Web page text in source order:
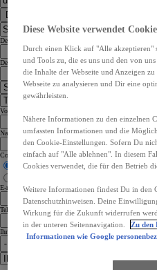
Dealer Finder
Dealer Language
Dealer Country
Vorname
Nachname
Contact me by
Phone
E-mail Adresse
Telefon
Ihr Wunschtermin
Diese Website verwendet
Durch einen Klick auf "Alle akzeptieren"
und Tools zu, die es uns und den von
die Inhalte der Webseite und Anzeigen
Webseite zu analysieren und Dir eine
gewährleisten.
Nähere Informationen zu den einzelnen
umfassten Informationen und die
den Cookie-Einstellungen. Sofern Du
einfach auf "Alle ablehnen". In diesem
Cookies verwendet, die für den Betrieb
Weitere Informationen findest Du in den
Datenschutzhinweisen. Deine
Wirkung für die Zukunft widerrufen
in der unteren Seitennavigation.
Zu den
Informationen wie Google